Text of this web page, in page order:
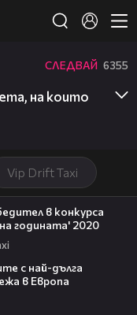
Vip Drift Taxi
СЛЕДВАЙ 6355
на които
в конкурса
годината' 2020
с най-дълга
в Европа